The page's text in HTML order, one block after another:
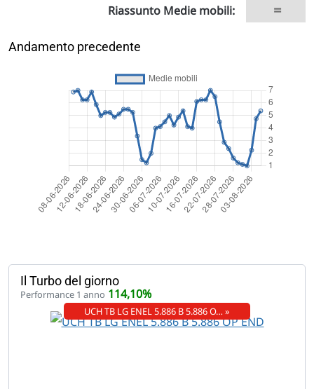
Riassunto Medie mobili: =
Andamento precedente
Il Turbo del giorno
Performance 1 anno 114,10%
UCH TB LG ENEL 5.886 B 5.886 O… »